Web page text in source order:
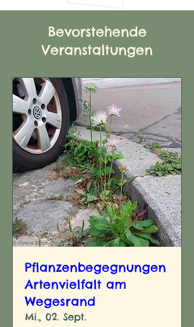
Bevorstehende
Veranstaltungen
Pflanzenbegegnungen
Artenvielfalt am
Wegesrand
Mi., 02. Sept.